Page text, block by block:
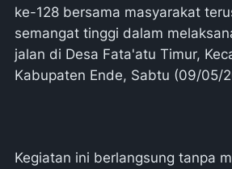
ke-128 bersama masyarakat
semangat tinggi dalam
jalan di Desa Fata'atu Timur,
Kabupaten Ende, Sabtu (09/05/
Kegiatan ini berlangsung tanpa